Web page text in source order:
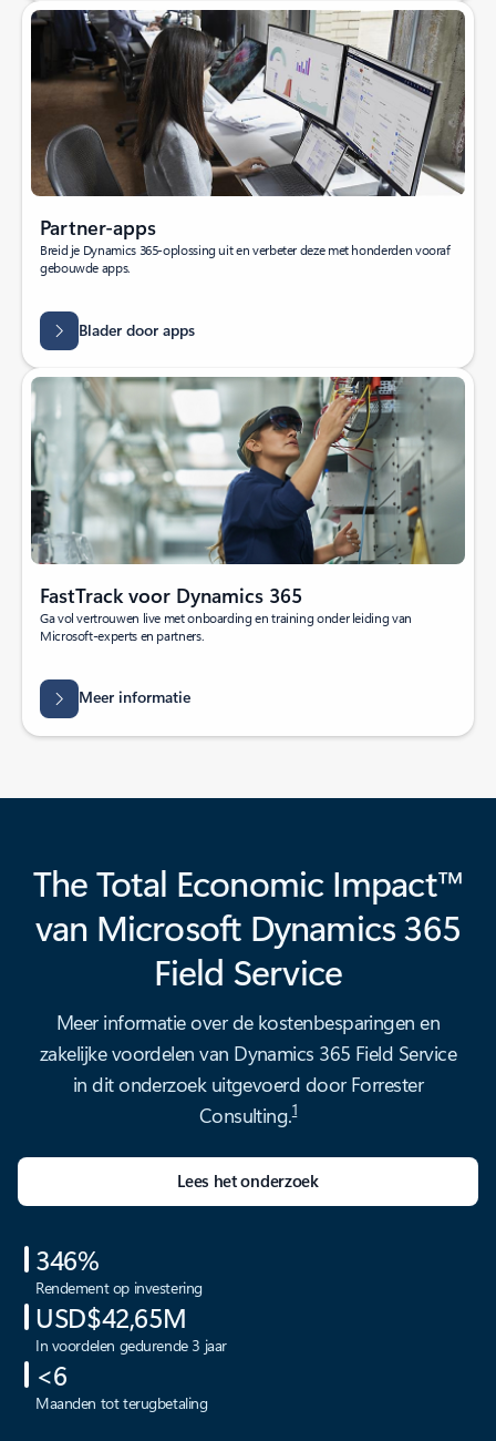
Partner-apps
Breid je Dynamics 365-oplossing uit en verbeter deze met honderden vooraf
gebouwde apps.
Blader door apps
FastTrack voor Dynamics 365
Ga vol vertrouwen live met onboarding en training onder leiding van
Microsoft-experts en partners.
Meer informatie
The Total Economic Impact™
van Microsoft Dynamics 365
Field Service
Meer informatie over de kostenbesparingen en
zakelijke voordelen van Dynamics 365 Field Service
in dit onderzoek uitgevoerd door Forrester
Consulting.1
Lees het onderzoek
346%
Rendement op investering
USD$42,65M
In voordelen gedurende 3 jaar
<6
Maanden tot terugbetaling